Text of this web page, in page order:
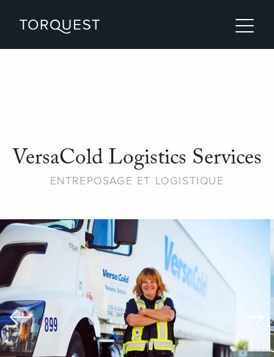
VersaCold Logistics Services
ENTREPOSAGE ET LOGISTIQUE